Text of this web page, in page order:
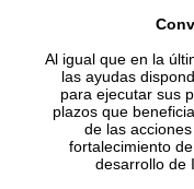
Al igual que en la
las ayudas
para ejecutar sus
plazos que
de las
fortalecimiento
desarrollo de